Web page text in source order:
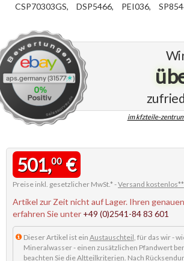
im kfzteile-
CSP70303GS,
DSP5466, PEI036,
501,00€
Preise inkl. gesetzlicher MwSt.* -Versand kostenlos**
Artikel zur Zeit nicht auf Lager. Ihren
erfahren Sie unter +49 (0)2541-84 83 601
Dieser Artikel ist ein Austauschteil , für das wir -
Mineralwasser - einen zusätzlichen Pfandwert
beachten Sie dieAltteilkriterien . Nach